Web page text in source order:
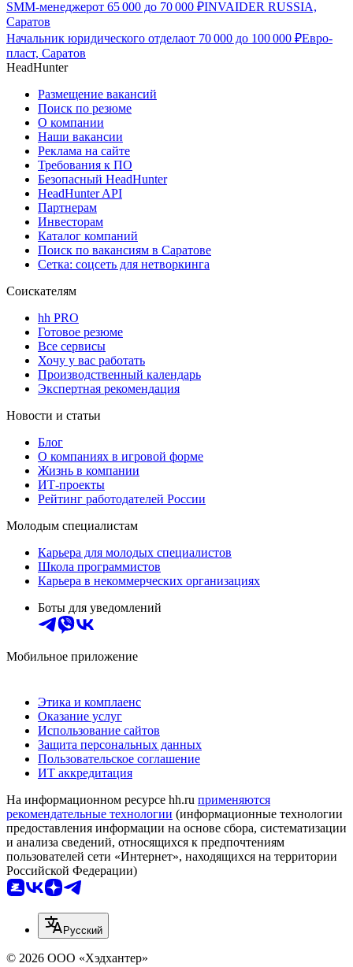
SMM-менеджерот 65 000 до 70 000 ₽INVAIDER RUSSIA,
Саратов
Начальник юридического отделаот 70 000 до 100 000 ₽Евро-
пласт, Саратов
HeadHunter
Размещение вакансий
Поиск по резюме
О компании
Наши вакансии
Реклама на сайте
Требования к ПО
Безопасный HeadHunter
HeadHunter API
Партнерам
Инвесторам
Каталог компаний
Поиск по вакансиям в Саратове
Сетка: соцсеть для нетворкинга
Соискателям
hh PRO
Готовое резюме
Все сервисы
Хочу у вас работать
Производственный календарь
Экспертная рекомендация
Новости и статьи
Блог
О компаниях в игровой форме
Жизнь в компании
ИТ-проекты
Рейтинг работодателей России
Молодым специалистам
Карьера для молодых специалистов
Школа программистов
Карьера в некоммерческих организациях
Боты для уведомлений
Мобильное приложение
Этика и комплаенс
Оказание услуг
Использование сайтов
Защита персональных данных
Пользовательское соглашение
ИТ аккредитация
На информационном ресурсе hh.ru применяются
рекомендательные технологии (информационные технологии
предоставления информации на основе сбора, систематизации
и анализа сведений, относящихся к предпочтениям
пользователей сети «Интернет», находящихся на территории
Российской Федерации)
Русский
© 2026 ООО «Хэдхантер»